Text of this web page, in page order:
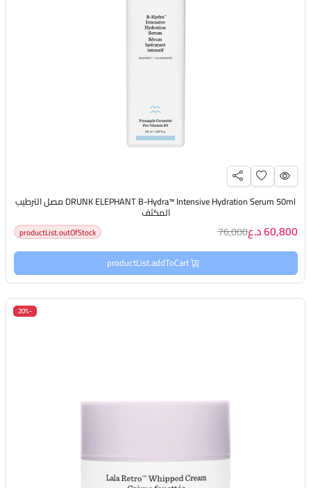
DRUNK ELEPHANT B-Hydra™ Intensive Hydration Serum 50ml مصل الترطيب
المكثف
60,800 د.ع 76,000
productList.outOfStock
productList.addToCart
-20%